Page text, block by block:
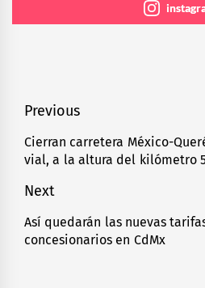
Navegación
de
entradas
Previous
Previous
post:
Cierran carretera México-
vial, a la altura del kilómetro
Next
Next
post:
Así quedarán las nuevas
concesionarios en CdMx